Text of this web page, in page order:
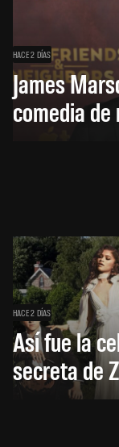
HACE 2 DÍAS
James
comedia
HACE 2 DÍAS
Así fue la
secreta de